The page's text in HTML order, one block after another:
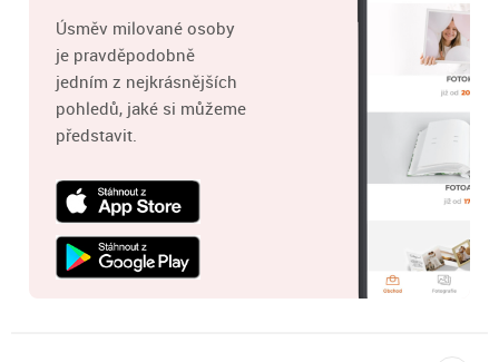
Úsměv milované osoby
je pravděpodobně
jedním z nejkrásnějších
pohledů, jaké si můžeme
představit.